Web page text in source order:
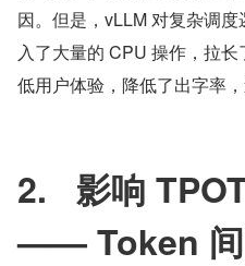
因。但是，vLLM 对复杂调
入了大量的 CPU 操作，拉
低用户体验，降低了出字率
2.   影响
—— Token 间